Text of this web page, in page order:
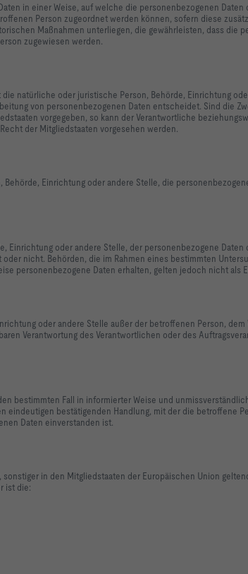
in einer Weise, auf welche die personenbezogenen Daten
Person zugeordnet werden können, sofern diese
Maßnahmen unterliegen, die gewährleisten, dass die
zugewiesen werden.
natürliche oder juristische Person, Behörde, Einrichtung
von personenbezogenen Daten entscheidet. Sind die
vorgegeben, so kann der Verantwortliche
der Mitgliedstaaten vorgesehen werden.
Einrichtung oder andere Stelle, die
Einrichtung oder andere Stelle, der personenbezogene Daten
nicht. Behörden, die im Rahmen eines bestimmten
personenbezogene Daten erhalten, gelten jedoch nicht als
oder andere Stelle außer der betroffenen Person,
Verantwortung des Verantwortlichen oder des
bestimmten Fall in informierter Weise und
eindeutigen bestätigenden Handlung, mit der die betroffene
Daten einverstanden ist.
in den Mitgliedstaaten der Europäischen Union
ist die: